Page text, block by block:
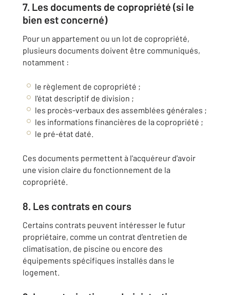
7. Les documents de copropriété (si le
bien est concerné)
Pour un appartement ou un lot de copropriété,
plusieurs documents doivent être communiqués,
notamment :
le règlement de copropriété ;
l'état descriptif de division ;
les procès-verbaux des assemblées générales ;
les informations financières de la copropriété ;
le pré-état daté.
Ces documents permettent à l'acquéreur d'avoir
une vision claire du fonctionnement de la
copropriété.
8. Les contrats en cours
Certains contrats peuvent intéresser le futur
propriétaire, comme un contrat d'entretien de
climatisation, de piscine ou encore des
équipements spécifiques installés dans le
logement.